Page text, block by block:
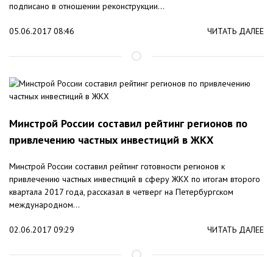
подписано в отношении реконструкции...
05.06.2017 08:46 ЧИТАТЬ ДАЛЕЕ
Минстрой России составил рейтинг регионов по
привлечению частных инвестиций в ЖКХ
Минстрой России составил рейтинг готовности регионов к
привлечению частных инвестиций в сферу ЖКХ по итогам второго
квартала 2017 года, рассказал в четверг на Петербургском
международном...
02.06.2017 09:29 ЧИТАТЬ ДАЛЕЕ